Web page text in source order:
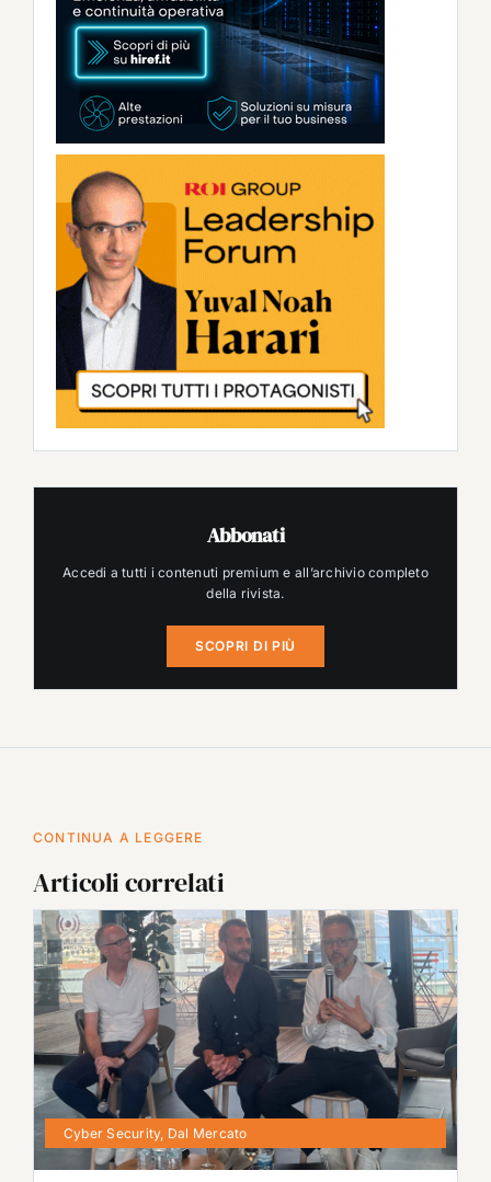
Abbonati
Accedi a tutti i contenuti premium e all’archivio completo
della rivista.
SCOPRI DI PIÙ
CONTINUA A LEGGERE
Articoli correlati
Cyber Security, Dal Mercato